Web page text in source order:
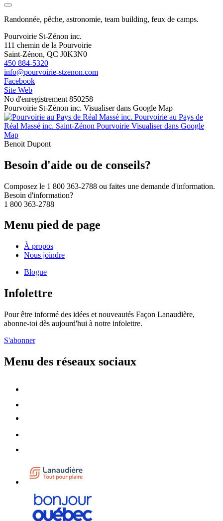
Randonnée, pêche, astronomie, team building, feux de camps.
Pourvoirie St-Zénon inc.
111 chemin de la Pourvoirie
Saint-Zénon, QC J0K3N0
450 884-5320
info@pourvoirie-stzenon.com
Facebook
Site Web
No d'enregistrement 850258
Pourvoirie St-Zénon inc. Visualiser dans Google Map
Pourvoirie au Pays de
Réal Massé inc. Saint-Zénon Pourvoirie Visualiser dans Google
Map
Benoit Dupont
Besoin d'aide ou de conseils?
Composez le 1 800 363-2788 ou faites une demande d'information.
Besoin d'information?
1 800 363-2788
Menu pied de page
À propos
Nous joindre
Blogue
Infolettre
Pour être informé des idées et nouveautés Façon Lanaudière,
abonne-toi dès aujourd'hui à notre infolettre.
S'abonner
Menu des réseaux sociaux